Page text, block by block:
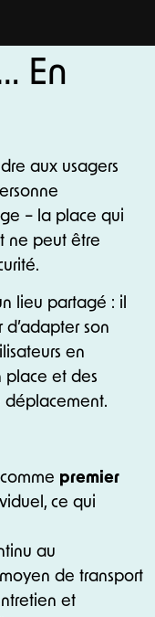
En
aux usagers
– la place qui
ne peut être
lieu partagé : il
son
en
place et des
déplacement.
comme premier
ce qui
au
de transport
et